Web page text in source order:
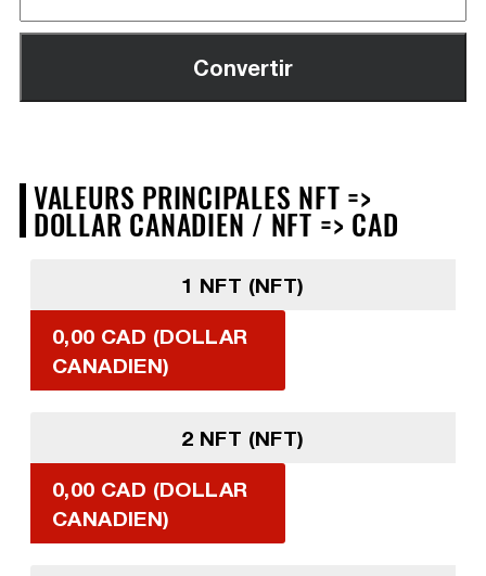
VALEURS PRINCIPALES NFT =>
DOLLAR CANADIEN / NFT => CAD
1 NFT (NFT)
0,00 CAD (DOLLAR
CANADIEN)
2 NFT (NFT)
0,00 CAD (DOLLAR
CANADIEN)